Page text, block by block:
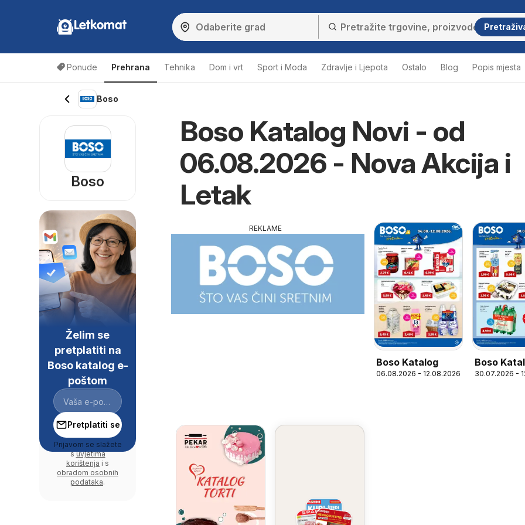
Letkomat
Ponude Prehrana Tehnika Dom i vrt Sport i Moda Zdravlje i Ljepota Ostalo Blog Popis mjesta
Boso
Boso Katalog Novi - od
06.08.2026 - Nova Akcija i
Letak
REKLAME
Boso Katalog
06.08.2026 - 12.08.2026
Boso
30.07.2026 -
Boso
Želim se
pretplatiti na
Boso katalog e-
poštom
Pretplatiti se
Prijavom se slažete
suvjetima
korištenja i s
obradom osobnih
podataka.